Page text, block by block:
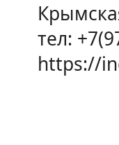
тел:
https://